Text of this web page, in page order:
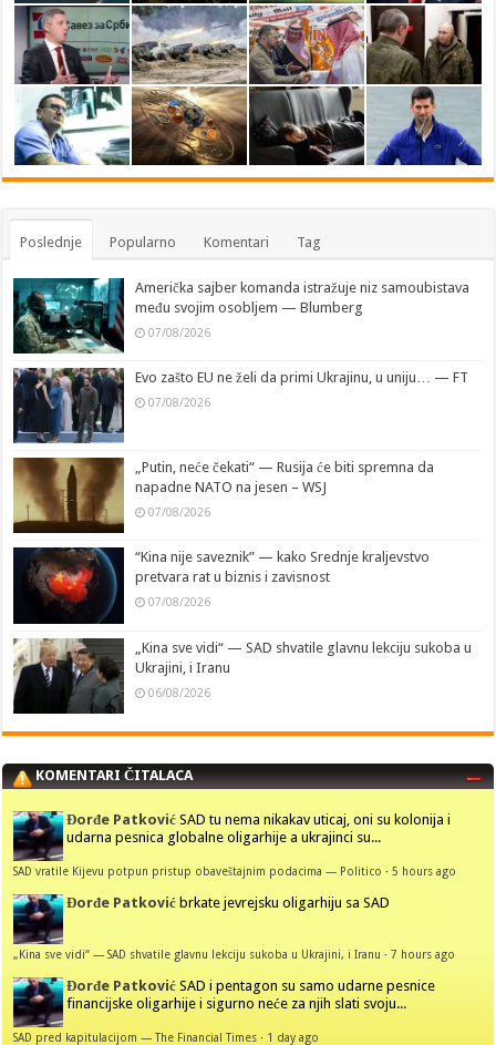
Poslednje Popularno Komentari Tag
Američka sajber komanda istražuje niz samoubistava
među svojim osobljem — Blumberg
07/08/2026
Evo zašto EU ne želi da primi Ukrajinu, u uniju… — FT
07/08/2026
„Putin, neće čekati“ — Rusija će biti spremna da
napadne NATO na jesen – WSJ
07/08/2026
“Kina nije saveznik” — kako Srednje kraljevstvo
pretvara rat u biznis i zavisnost
07/08/2026
„Kina sve vidi“ — SAD shvatile glavnu lekciju sukoba u
Ukrajini, i Iranu
06/08/2026
KOMENTARI ČITALACA
Đorđe Patković SAD tu nema nikakav uticaj, oni su kolonija i
udarna pesnica globalne oligarhije a ukrajinci su...
SAD vratile Kijevu potpun pristup obaveštajnim podacima — Politico ·5 hours ago
Đorđe Patković brkate jevrejsku oligarhiju sa SAD
„Kina sve vidi“ — SAD shvatile glavnu lekciju sukoba u Ukrajini, i Iranu ·7 hours ago
Đorđe Patković SAD i pentagon su samo udarne pesnice
financijske oligarhije i sigurno neće za njih slati svoju...
SAD pred kapitulacijom — The Financial Times · 1 day ago